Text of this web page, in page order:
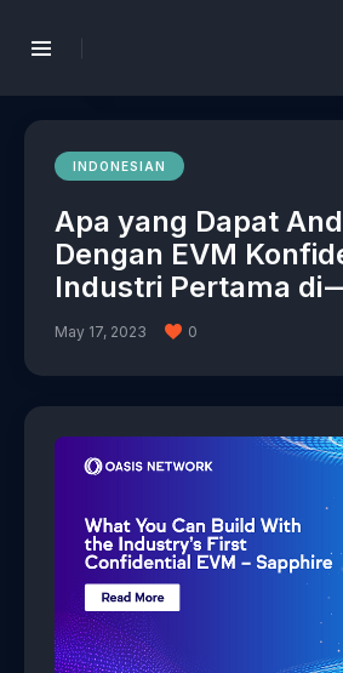
INDONESIAN
Apa yang Dapat
Dengan EVM
Industri Pertama di
May 17, 2023 0